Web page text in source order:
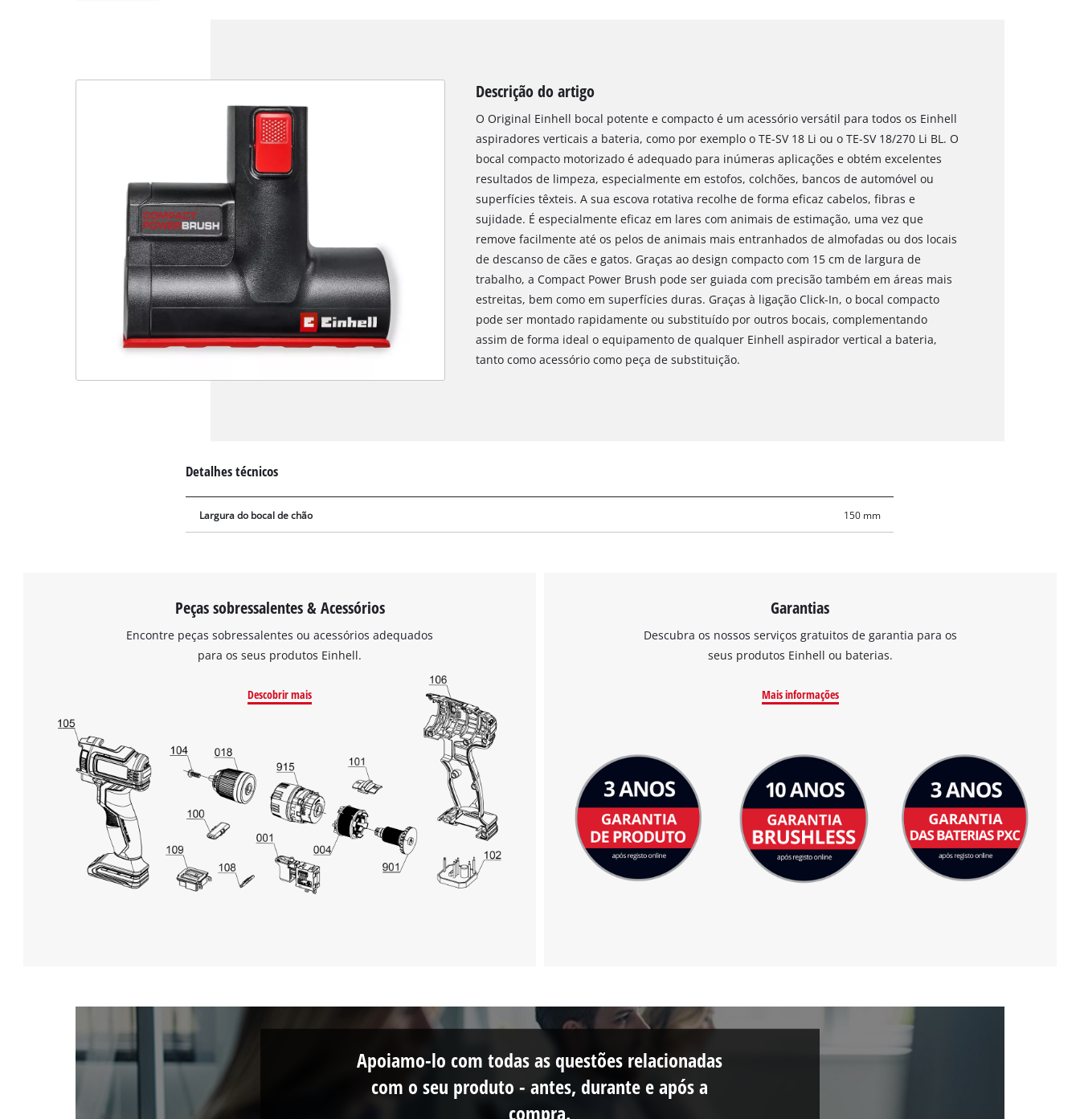
Precisamos do seu consentimento para
This content is not permitted to load due
to trackers that are not disclosed to the
visitor. The website owner needs to setup
the site with their CMP to add this content
to the list of technologies used.
Powered by
Usercentrics Consent
Management Platform
Descrição do artigo
O Original Einhell bocal potente e compacto é um acessório versátil para todos os Einhell
aspiradores verticais a bateria, como por exemplo o TE-SV 18 Li ou o TE-SV 18/270 Li BL. O
bocal compacto motorizado é adequado para inúmeras aplicações e obtém excelentes
resultados de limpeza, especialmente em estofos, colchões, bancos de automóvel ou
superfícies têxteis. A sua escova rotativa recolhe de forma eficaz cabelos, fibras e
sujidade. É especialmente eficaz em lares com animais de estimação, uma vez que
remove facilmente até os pelos de animais mais entranhados de almofadas ou dos locais
de descanso de cães e gatos. Graças ao design compacto com 15 cm de largura de
trabalho, a Compact Power Brush pode ser guiada com precisão também em áreas mais
estreitas, bem como em superfícies duras. Graças à ligação Click-In, o bocal compacto
pode ser montado rapidamente ou substituído por outros bocais, complementando
assim de forma ideal o equipamento de qualquer Einhell aspirador vertical a bateria,
tanto como acessório como peça de substituição.
Detalhes técnicos
Largura do bocal de chão 150 mm
Peças sobressalentes & Acessórios
Encontre peças sobressalentes ou acessórios adequados
para os seus produtos Einhell.
Descobrir mais
Garantias
Descubra os nossos serviços gratuitos de garantia para os
seus produtos Einhell ou baterias.
Mais informações
Apoiamo-lo com todas as questões relacionadas
com o seu produto - antes, durante e após a
compra.